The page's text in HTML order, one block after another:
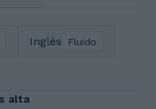
Inglés Fluido
alta